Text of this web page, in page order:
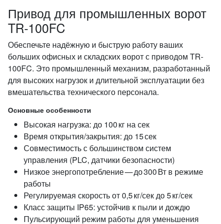
Привод для промышленных ворот
TR-100FC
Обеспечьте надёжную и быструю работу ваших
больших офисных и складских ворот с приводом TR-
100FC. Это промышленный механизм, разработанный
для высоких нагрузок и длительной эксплуатации без
вмешательства технического персонала.
Основные особенности
Высокая нагрузка: до 100 кг на сек
Время открытия/закрытия: до 15 сек
Совместимость с большинством систем
управления (PLC, датчики безопасности)
Низкое энергопотребление — до 300 Вт в режиме
работы
Регулируемая скорость от 0,5 кг/сек до 5 кг/сек
Класс защиты IP65: устойчив к пыли и дождю
Пульсирующий режим работы для уменьшения